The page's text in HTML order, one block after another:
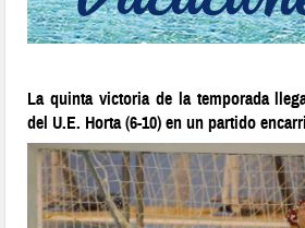
La quinta victoria de la temporada
del U.E. Horta (6-10) en un partido